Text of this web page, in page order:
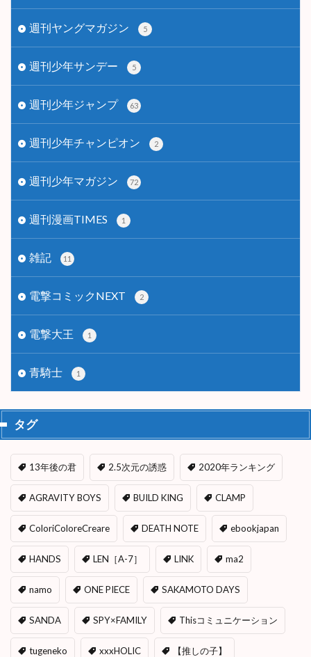
週刊ヤングマガジン 5
週刊少年サンデー 5
週刊少年ジャンプ 63
週刊少年チャンピオン 2
週刊少年マガジン 72
週刊漫画TIMES 1
雑記 11
電撃コミックNEXT 2
電撃大王 1
青騎士 1
タグ
13年後の君 2.5次元の誘惑 2020年ランキング
AGRAVITY BOYS BUILD KING CLAMP
ColoriColoreCreare DEATH NOTE ebookjapan
HANDS LEN［A-7］ LINK ma2
namo ONE PIECE SAKAMOTO DAYS
SANDA SPY×FAMILY Thisコミュニケーション
tugeneko xxxHOLIC 【推しの子】